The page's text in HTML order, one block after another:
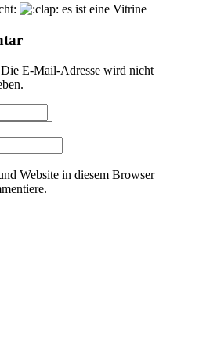
es ist eine Vitrine
E-Mail-Adresse wird nicht
Website in diesem Browser